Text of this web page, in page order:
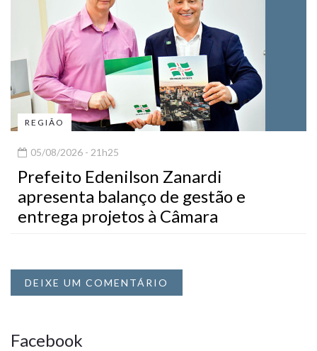
REGIÃO
05/08/2026 - 21h25
Prefeito Edenilson Zanardi
apresenta balanço de gestão e
entrega projetos à Câmara
DEIXE UM COMENTÁRIO
Facebook